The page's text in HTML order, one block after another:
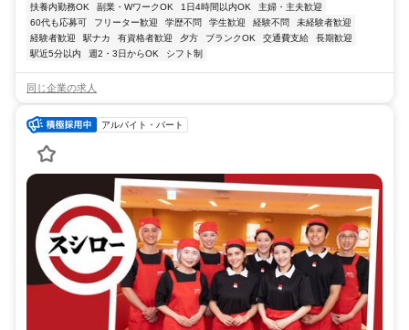
扶養内勤務OK 副業・WワークOK 1日4時間以内OK
主婦・主夫歓迎
60代も応募可
フリーター歓迎 学歴不問 学生歓迎 経験不問
未経験者歓迎
経験者歓迎
駅ナカ 有資格者歓迎 夕方 ブランクOK 交通費支給
長期歓迎
駅近5分以内
週2・3日からOK シフト制
同じ企業の求人
アルバイト・パート